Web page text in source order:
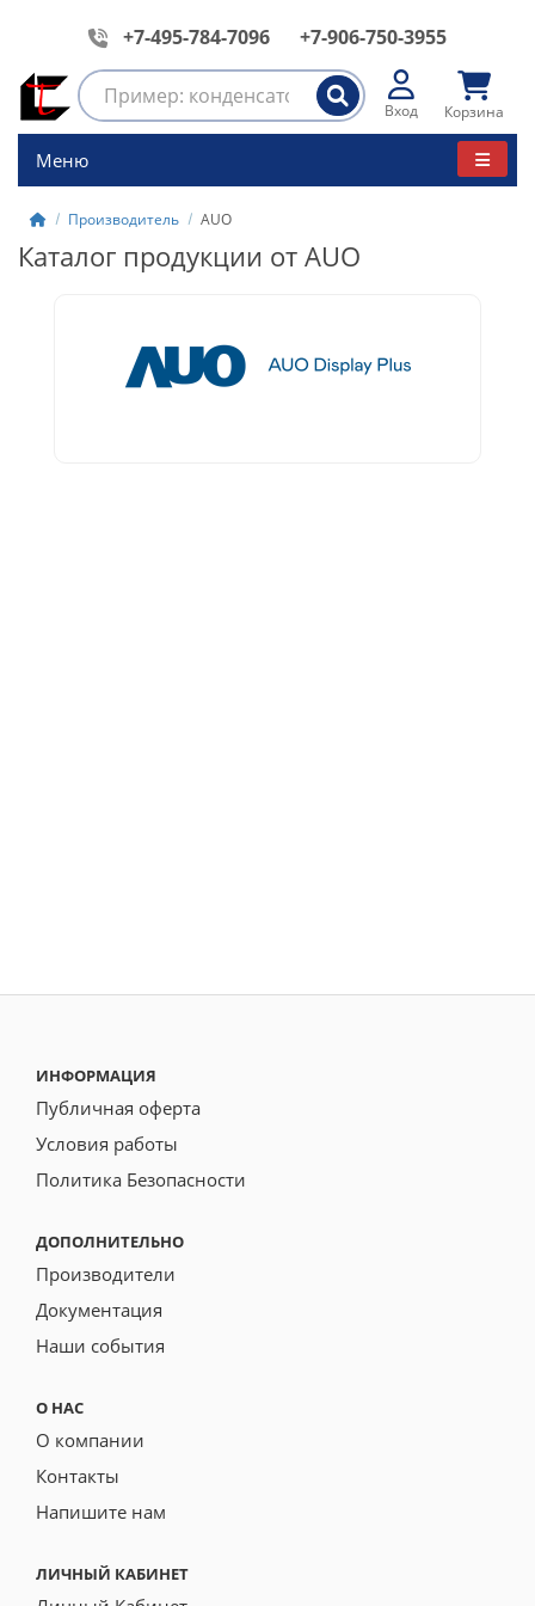
+7-495-784-7096 +7-906-750-3955
Вход Корзина
Меню
Производитель AUO
Каталог продукции от AUO
ИНФОРМАЦИЯ
Публичная оферта
Условия работы
Политика Безопасности
ДОПОЛНИТЕЛЬНО
Производители
Документация
Наши события
О НАС
О компании
Контакты
Напишите нам
ЛИЧНЫЙ КАБИНЕТ